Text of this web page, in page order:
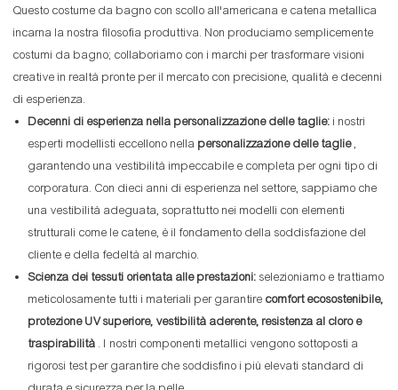
Questo costume da bagno con scollo all'americana e catena metallica
incarna la nostra filosofia produttiva. Non produciamo semplicemente
costumi da bagno; collaboriamo con i marchi per trasformare visioni
creative in realtà pronte per il mercato con precisione, qualità e decenni
di esperienza.
Decenni di esperienza nella personalizzazione delle taglie: i nostri
esperti modellisti eccellono nella personalizzazione delle taglie,
garantendo una vestibilità impeccabile e completa per ogni tipo di
corporatura. Con dieci anni di esperienza nel settore, sappiamo che
una vestibilità adeguata, soprattutto nei modelli con elementi
strutturali come le catene, è il fondamento della soddisfazione del
cliente e della fedeltà al marchio.
Scienza dei tessuti orientata alle prestazioni: selezioniamo e trattiamo
meticolosamente tutti i materiali per garantire comfort ecosostenibile,
protezione UV superiore, vestibilità aderente, resistenza al cloro e
traspirabilità . I ​​nostri componenti metallici vengono sottoposti a
rigorosi test per garantire che soddisfino i più elevati standard di